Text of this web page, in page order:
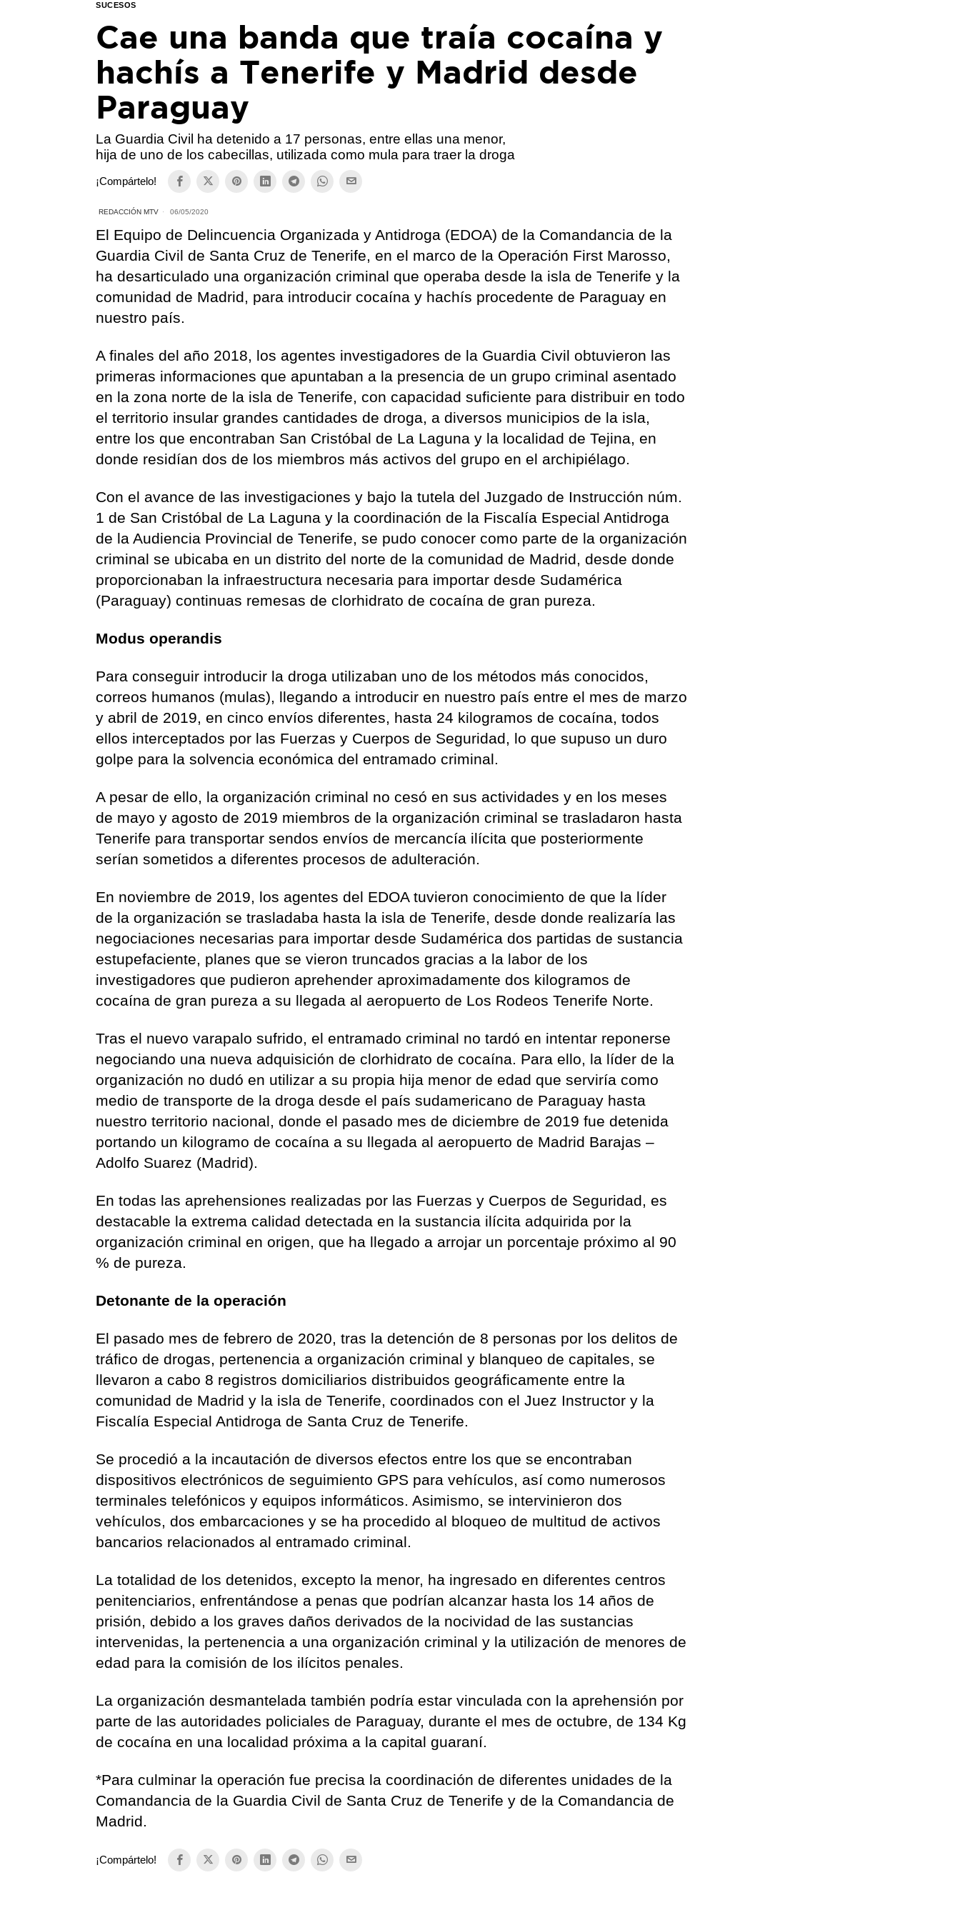
SUCESOS
Cae una banda que traía cocaína y
hachís a Tenerife y Madrid desde
Paraguay
La Guardia Civil ha detenido a 17 personas, entre ellas una menor,
hija de uno de los cabecillas, utilizada como mula para traer la droga
¡Compártelo!
REDACCIÓN MTV 06/05/2020
El Equipo de Delincuencia Organizada y Antidroga (EDOA) de la Comandancia de la
Guardia Civil de Santa Cruz de Tenerife, en el marco de la Operación First Marosso,
ha desarticulado una organización criminal que operaba desde la isla de Tenerife y la
comunidad de Madrid, para introducir cocaína y hachís procedente de Paraguay en
nuestro país.
A finales del año 2018, los agentes investigadores de la Guardia Civil obtuvieron las
primeras informaciones que apuntaban a la presencia de un grupo criminal asentado
en la zona norte de la isla de Tenerife, con capacidad suficiente para distribuir en todo
el territorio insular grandes cantidades de droga, a diversos municipios de la isla,
entre los que encontraban San Cristóbal de La Laguna y la localidad de Tejina, en
donde residían dos de los miembros más activos del grupo en el archipiélago.
Con el avance de las investigaciones y bajo la tutela del Juzgado de Instrucción núm.
1 de San Cristóbal de La Laguna y la coordinación de la Fiscalía Especial Antidroga
de la Audiencia Provincial de Tenerife, se pudo conocer como parte de la organización
criminal se ubicaba en un distrito del norte de la comunidad de Madrid, desde donde
proporcionaban la infraestructura necesaria para importar desde Sudamérica
(Paraguay) continuas remesas de clorhidrato de cocaína de gran pureza.
Modus operandis
Para conseguir introducir la droga utilizaban uno de los métodos más conocidos,
correos humanos (mulas), llegando a introducir en nuestro país entre el mes de marzo
y abril de 2019, en cinco envíos diferentes, hasta 24 kilogramos de cocaína, todos
ellos interceptados por las Fuerzas y Cuerpos de Seguridad, lo que supuso un duro
golpe para la solvencia económica del entramado criminal.
A pesar de ello, la organización criminal no cesó en sus actividades y en los meses
de mayo y agosto de 2019 miembros de la organización criminal se trasladaron hasta
Tenerife para transportar sendos envíos de mercancía ilícita que posteriormente
serían sometidos a diferentes procesos de adulteración.
En noviembre de 2019, los agentes del EDOA tuvieron conocimiento de que la líder
de la organización se trasladaba hasta la isla de Tenerife, desde donde realizaría las
negociaciones necesarias para importar desde Sudamérica dos partidas de sustancia
estupefaciente, planes que se vieron truncados gracias a la labor de los
investigadores que pudieron aprehender aproximadamente dos kilogramos de
cocaína de gran pureza a su llegada al aeropuerto de Los Rodeos Tenerife Norte.
Tras el nuevo varapalo sufrido, el entramado criminal no tardó en intentar reponerse
negociando una nueva adquisición de clorhidrato de cocaína. Para ello, la líder de la
organización no dudó en utilizar a su propia hija menor de edad que serviría como
medio de transporte de la droga desde el país sudamericano de Paraguay hasta
nuestro territorio nacional, donde el pasado mes de diciembre de 2019 fue detenida
portando un kilogramo de cocaína a su llegada al aeropuerto de Madrid Barajas –
Adolfo Suarez (Madrid).
En todas las aprehensiones realizadas por las Fuerzas y Cuerpos de Seguridad, es
destacable la extrema calidad detectada en la sustancia ilícita adquirida por la
organización criminal en origen, que ha llegado a arrojar un porcentaje próximo al 90
% de pureza.
Detonante de la operación
El pasado mes de febrero de 2020, tras la detención de 8 personas por los delitos de
tráfico de drogas, pertenencia a organización criminal y blanqueo de capitales, se
llevaron a cabo 8 registros domiciliarios distribuidos geográficamente entre la
comunidad de Madrid y la isla de Tenerife, coordinados con el Juez Instructor y la
Fiscalía Especial Antidroga de Santa Cruz de Tenerife.
Se procedió a la incautación de diversos efectos entre los que se encontraban
dispositivos electrónicos de seguimiento GPS para vehículos, así como numerosos
terminales telefónicos y equipos informáticos. Asimismo, se intervinieron dos
vehículos, dos embarcaciones y se ha procedido al bloqueo de multitud de activos
bancarios relacionados al entramado criminal.
La totalidad de los detenidos, excepto la menor, ha ingresado en diferentes centros
penitenciarios, enfrentándose a penas que podrían alcanzar hasta los 14 años de
prisión, debido a los graves daños derivados de la nocividad de las sustancias
intervenidas, la pertenencia a una organización criminal y la utilización de menores de
edad para la comisión de los ilícitos penales.
La organización desmantelada también podría estar vinculada con la aprehensión por
parte de las autoridades policiales de Paraguay, durante el mes de octubre, de 134 Kg
de cocaína en una localidad próxima a la capital guaraní.
*Para culminar la operación fue precisa la coordinación de diferentes unidades de la
Comandancia de la Guardia Civil de Santa Cruz de Tenerife y de la Comandancia de
Madrid.
¡Compártelo!